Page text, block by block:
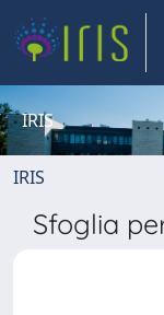
IRIS
IRIS
Sfoglia